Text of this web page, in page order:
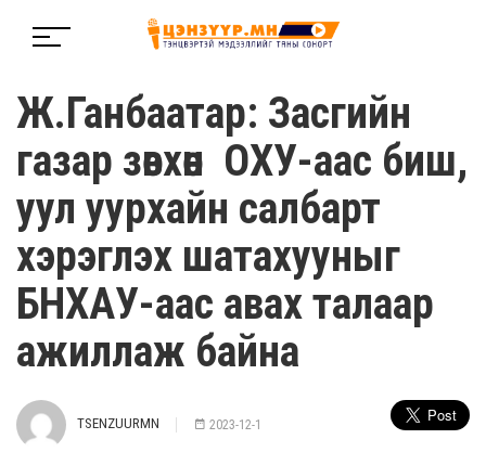
Ж.Ганбаатар: Засгийн
газар зөвхөн ОХУ-аас биш,
уул уурхайн салбарт
хэрэглэх шатахууныг
БНХАУ-аас авах талаар
ажиллаж байна
TSENZUURMN 2023-12-1